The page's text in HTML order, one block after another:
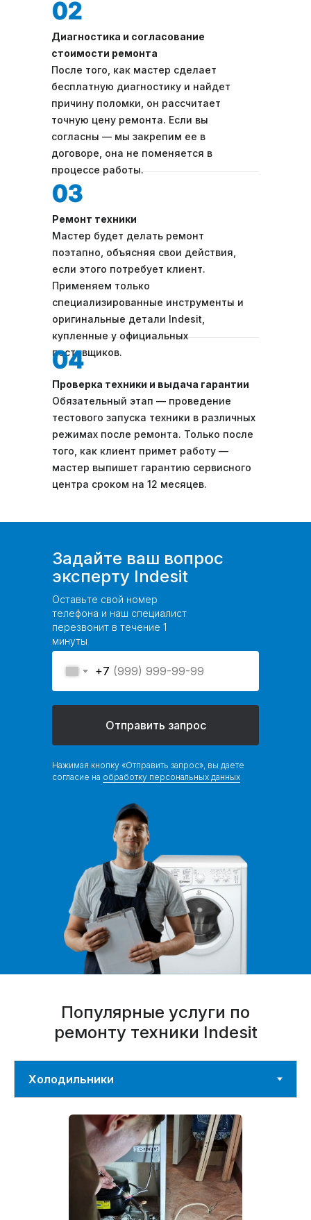
Проверка техники и выдача гарантии
Обязательный этап — проведение
тестового запуска техники в различных
режимах после ремонта. Только после
того, как клиент примет работу —
мастер выпишет гарантию сервисного
центра сроком на 12 месяцев.
Ремонт техники
Мастер будет делать ремонт
поэтапно, объясняя свои действия,
если этого потребует клиент.
Применяем только
специализированные инструменты и
оригинальные детали Indesit,
купленные у официальных
поставщиков.
Диагностика и согласование
стоимости ремонта
После того, как мастер сделает
бесплатную диагностику и найдет
причину поломки, он рассчитает
точную цену ремонта. Если вы
согласны — мы закрепим ее в
договоре, она не поменяется в
процессе работы.
Нажимая кнопку «Отправить запрос», вы даете
согласие на обработку персональных данных
Оставьте свой номер
телефона и наш специалист
перезвонит в течение 1
минуты
Задайте ваш вопрос
эксперту Indesit
+7
Отправить запрос
Популярные услуги по
ремонту техники Indesit